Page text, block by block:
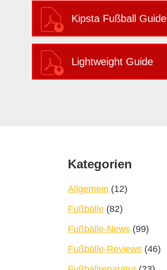
Kipsta Fußball Guide
Lightweight Guide
Kategorien
Allgemein (12)
Fußbälle (82)
Fußbälle-News (99)
Fußbälle-Reviews (46)